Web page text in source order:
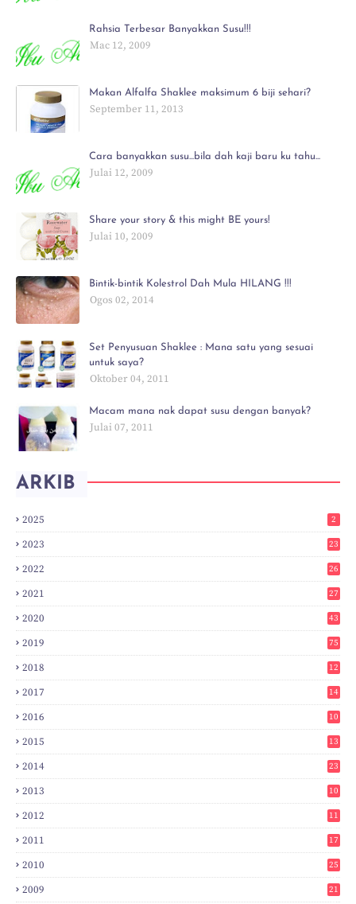
Rahsia Terbesar Banyakkan Susu!!!
Mac 12, 2009
Makan Alfalfa Shaklee maksimum 6 biji sehari?
September 11, 2013
Cara banyakkan susu...bila dah kaji baru ku tahu...
Julai 12, 2009
Share your story & this might BE yours!
Julai 10, 2009
Bintik-bintik Kolestrol Dah Mula HILANG !!!
Ogos 02, 2014
Set Penyusuan Shaklee : Mana satu yang sesuai
untuk saya?
Oktober 04, 2011
Macam mana nak dapat susu dengan banyak?
Julai 07, 2011
ARKIB
2025 2
2023 23
2022 26
2021 27
2020 43
2019 75
2018
12
8
2017
14
2016
10
3
2015
13
7
2014
23
2
2013
10
0
2012
11
3
2011
17
2010
25
0
2009
21